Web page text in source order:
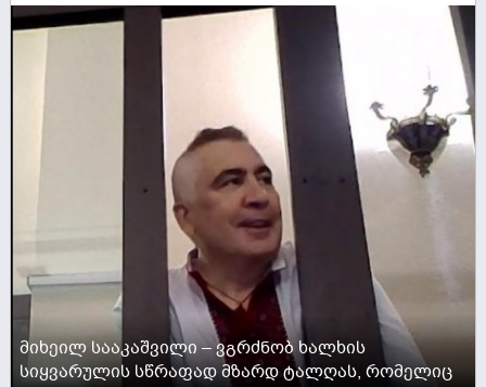
მიხეილ სააკაშვილი – ვგრძნობ ხალხის
სიყვარულის სწრაფად მზარდ ტალღას, რომელიც